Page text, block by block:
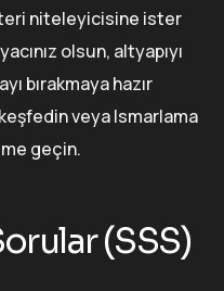
niteleyicisine ister
olsun, altyapıyı
bırakmaya hazır
keşfedin veya Ismarlama
geçin.
(SSS)